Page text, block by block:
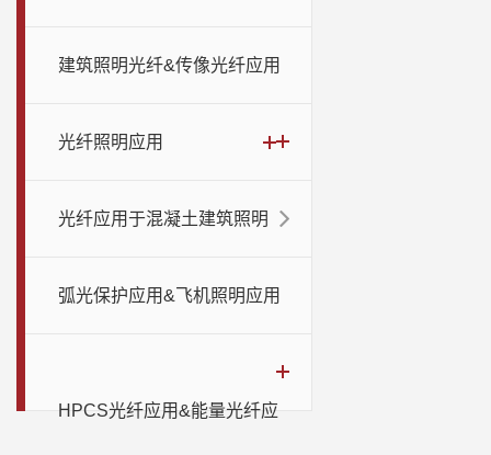
建筑照明光纤&传像光纤应用
光纤照明应用
光纤应用于混凝土建筑照明
弧光保护应用&飞机照明应用
HPCS光纤应用&能量光纤应